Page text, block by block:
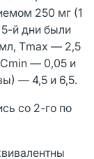
250 мг (1
5-й дни были
Тmax — 2,5
Cmin — 0,05 и
— 4,5 и 6,5.
со 2-го по